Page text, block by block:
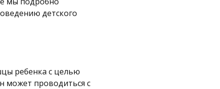
детского
ребенка с целью
может проводиться с